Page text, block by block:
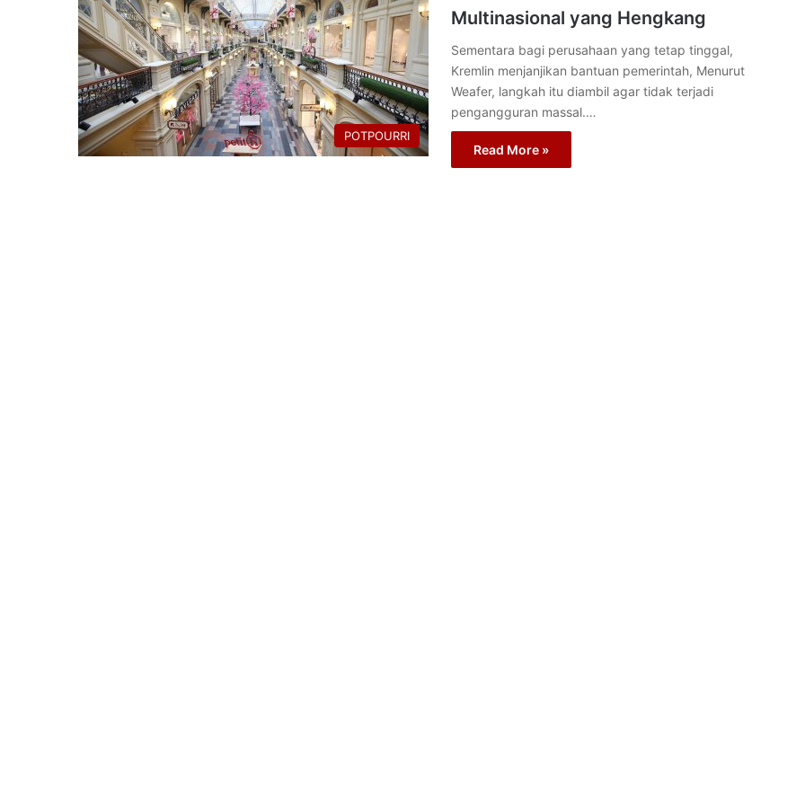
POTPOURRI
Multinasional yang Hengkang
Sementara bagi perusahaan yang tetap tinggal,
Kremlin menjanjikan bantuan pemerintah, Menurut
Weafer, langkah itu diambil agar tidak terjadi
pengangguran massal.…
Read More »